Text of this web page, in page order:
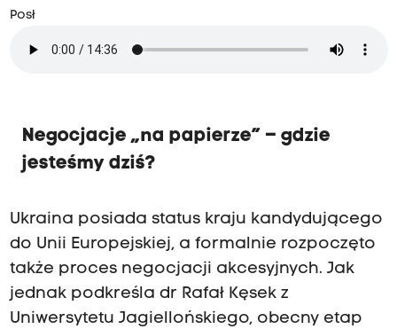
Posł
Negocjacje „na papierze” – gdzie
jesteśmy dziś?
Ukraina posiada status kraju kandydującego
do Unii Europejskiej, a formalnie rozpoczęto
także proces negocjacji akcesyjnych. Jak
jednak podkreśla dr Rafał Kęsek z
Uniwersytetu Jagiellońskiego, obecny etap